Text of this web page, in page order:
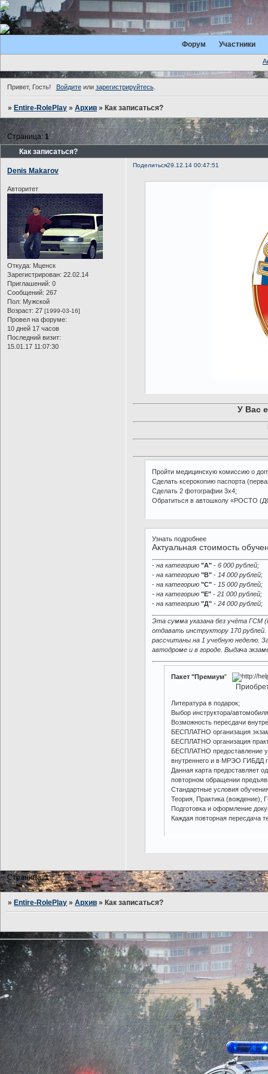
Форум Участники
Привет, Гость! Войдитеили зарегистрируйтесь.
»Entire-RolePlay »Архив »Как записаться?
Как записаться?
Страница:1
Поделиться29.12.14 00:47:51
Denis Makarov
Авторитет
Откуда: Мценск
Зарегистрирован: 22.02.14
Приглашений: 0
Сообщений: 267
Пол: Мужской
Возраст: 27 [1999-03-16]
Провел на форуме:
10 дней 17 часов
Последний визит:
15.01.17 11:07:30
У Вас
Пройти медицинскую комиссию о
Сделать ксерокопию паспорта
Сделать 2 фотографии 3х4;
Обратиться в автошколу «РОСТО
Узнать подробнее
Актуальная стоимость
- на категорию "A"- 6 000 рублей;
- на категорию "В"- 14 000 рублей;
- на категорию "С"- 15 000 рублей;
- на категорию "Е"- 21 000 рублей;
- на категорию "Д"- 24 000 рублей;
Эта сумма указана без учёта ГСМ
отдавать инструктору 170 рублей.
рассчитаны на 1 учебную неделю.
автодроме и в городе. Выдача
Пакет "Премиум"
Литература в подарок;
Выбор инструктора/
Возможность пересдачи
БЕСПЛАТНО организация
БЕСПЛАТНО организация
БЕСПЛАТНО предоставление
внутреннего и в МРЭО ГИБДД
Данная карта предоставляет
повторном обращении
Стандартные условия
Теория, Практика (вождение),
Подготовка и оформление
Каждая повторная пересдача
Страница:1
» Entire-RolePlay »Архив » Как записаться?